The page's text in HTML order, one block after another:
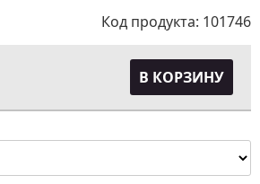
Код продукта: 101746
В КОРЗИНУ